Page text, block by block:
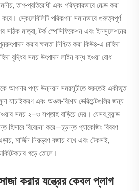
তাপ-প্রতিরোধী এবং পরিষ্কারভাবে মোল্ড করা
স্কেলেবিলিটি পরিকল্পনা সমানভাবে গুরুত্বপূর্ণ
সঠিক মাত্রা, টর্ক স্পেসিফিকেশন এবং ইনসুলেশনের
করার ক্ষমতা নিশ্চিত করা কিউ৪-এ চাহিদা
বৃদ্ধির সময় উৎপাদন লাইন বন্ধ হওয়া রোধ
আপনার পণ্য উন্নয়ন সময়সূচীতে শুরুতেই একীভূত
যাচাইকরণ এবং অঞ্চল-বিশেষ ভেরিয়েন্টগুলির জন্য
সময় ২–৩ সপ্তাহ বাড়িয়ে দেয়। যেসব ব্র্যান্ড
হিসাবে বিবেচনা করে—চূড়ান্ত প্যাকেজিং বিবরণ
মার্জিন নিয়ন্ত্রণ বজায় রাখে এবং টেকসই,
গড়ে তোলে।
করার যন্ত্রের কেবল প্লাগ